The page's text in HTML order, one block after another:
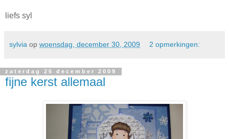
liefs syl
sylvia op woensdag, december 30, 2009 2 opmerkingen:
zaterdag 26 december 2009
fijne kerst allemaal